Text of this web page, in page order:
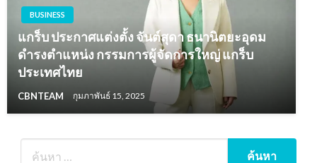
BUSINESS
แกร็บ ประกาศแต่งตั้ง จันต์สุดา ธนานิตยะอุดม
ดำรงตำแหน่ง กรรมการผู้จัดการใหญ่ แกร็บ
ประเทศไทย
CBNTEAM กุมภาพันธ์ 15, 2025